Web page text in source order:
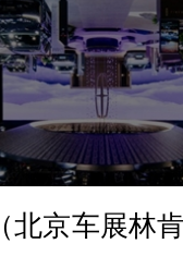
（北京车展林